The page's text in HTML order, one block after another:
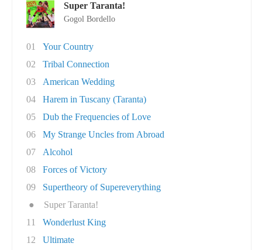
Super Taranta!
Gogol Bordello
01
Your Country
02
Tribal Connection
03
American Wedding
04
Harem in Tuscany (Taranta)
05
Dub the Frequencies of Love
06
My Strange Uncles from Abroad
07
Alcohol
08
Forces of Victory
09
Supertheory of Supereverything
●
Super Taranta!
11
Wonderlust King
12
Ultimate